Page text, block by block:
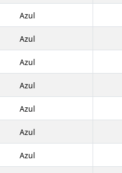
Azul
Azul
Azul
Azul
Azul
Azul
Azul